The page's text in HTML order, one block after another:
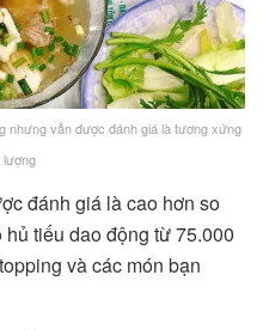
nhưng vẫn được đánh giá là tương xứng
lượng
đánh giá là cao hơn so
tiếu dao động từ 75.000
và các món bạn